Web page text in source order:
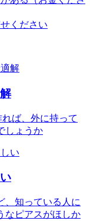
ば、外に持って
しょうか
、知っている人に
なピアスがほしか